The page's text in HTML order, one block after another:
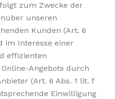
zum Zwecke der
unseren
Kunden (Art. 6
im Interesse einer
effizienten
Angebots durch
(Art. 6 Abs. 1 lit. f
Einwilligung